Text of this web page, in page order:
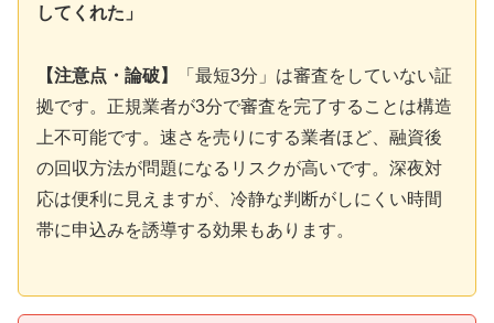
してくれた」
【注意点・論破】
「最短3分」は審査をしていない証
拠です。正規業者が3分で審査を完了することは構造
上不可能です。速さを売りにする業者ほど、融資後
の回収方法が問題になるリスクが高いです。深夜対
応は便利に見えますが、冷静な判断がしにくい時間
帯に申込みを誘導する効果もあります。